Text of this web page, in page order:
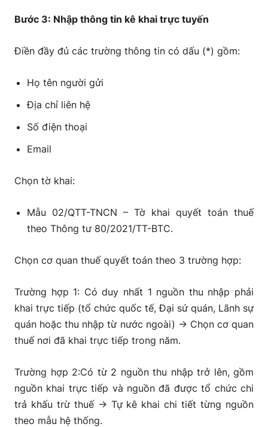
Bước 3: Nhập thông tin kê khai trực tuyến
Điền đầy đủ các trường thông tin có dấu (*) gồm:
Họ tên người gửi
Địa chỉ liên hệ
Số điện thoại
Email
Chọn tờ khai:
Mẫu 02/QTT-TNCN – Tờ khai quyết toán thuế
theo Thông tư 80/2021/TT-BTC.
Chọn cơ quan thuế quyết toán theo 3 trường hợp:
Trường hợp 1: Có duy nhất 1 nguồn thu nhập phải
khai trực tiếp (tổ chức quốc tế, Đại sứ quán, Lãnh sự
quán hoặc thu nhập từ nước ngoài) → Chọn cơ quan
thuế nơi đã khai trực tiếp trong năm.
Trường hợp 2:Có từ 2 nguồn thu nhập trở lên, gồm
nguồn khai trực tiếp và nguồn đã được tổ chức chi
trả khấu trừ thuế → Tự kê khai chi tiết từng nguồn
theo mẫu hệ thống.